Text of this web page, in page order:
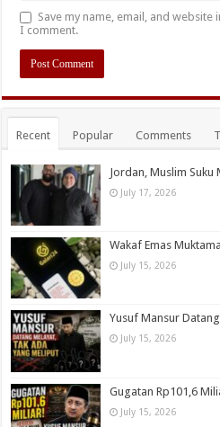
Save my name, email, and
I comment.
Recent Popular Comments
Jordan, Muslim Suku
July 17, 2026
Wakaf Emas
July 15, 2026
Yusuf Mansur
July 15, 2026
Gugatan Rp101,6
July 15, 2026